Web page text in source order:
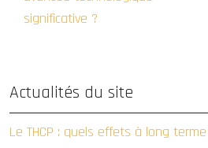
significative ?
Actualités du site
Le THCP : quels effets à long